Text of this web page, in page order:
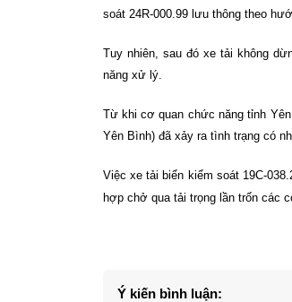
soát 24R-000.99 lưu thông theo
Tuy nhiên, sau đó xe tải không
năng xử lý.
Từ khi cơ quan chức năng tỉnh
Yên Bình) đã xảy ra tình trạng có
Việc xe tải biển kiểm soát 19C-
hợp chở qua tải trọng lần trốn các
Ý kiến bình luận: